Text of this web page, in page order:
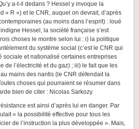
a-t-il dedans ? Hessel y invoque la
« R ») et le CNR, auquel on devrait, d’après
(au moins dans l’esprit) : loué
Hessel, la société française s’est
choses le montre selon lui : i) la politique
du système social (c’est le CNR qui
sociale et nationalisé certaines entreprises
de l’électricité et du gaz) ; iii) le fait que les
mains des nantis (le CNR défendait la
choses qui pourraient se résumer dans
bien de citer : Nicolas Sarkozy.
est ainsi d’après lui en danger. Par
« la possibilité effective pour tous les
de l’instruction la plus développée ». Mais,